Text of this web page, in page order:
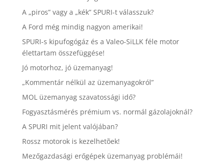
A „piros” vagy a „kék” SPURI-t válasszuk?
A Ford még mindig nagyon amerikai!
SPURI-s kipufogógáz és a Valeo-SiLLK féle motor
élettartam összefüggése!
Jó motorhoz, jó üzemanyag!
„Kommentár nélkül az üzemanyagokról”
MOL üzemanyag szavatossági idő?
Fogyasztásmérés prémium vs. normál gázolajoknál?
A SPURI mit jelent valójában?
Rossz motorok is kezelhetõek!
Mezőgazdasági erőgépek üzemanyag problémái!